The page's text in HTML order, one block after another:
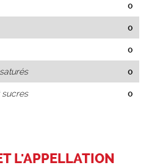
0
0
0
0
sucres 0
L'APPELLATION